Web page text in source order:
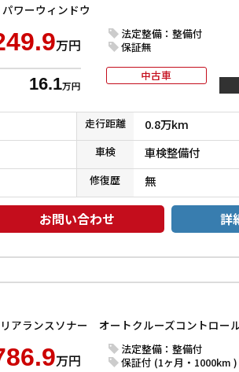
ーウィンドウ
万円
16.1万円
法定整備：整備付
保証無
中古車
走行距離 0.8万km
車検 車検整備付
修復歴 無
お問い合わせ 詳
万円
法定整備：整備付
保証付 (1ヶ月・1000km )